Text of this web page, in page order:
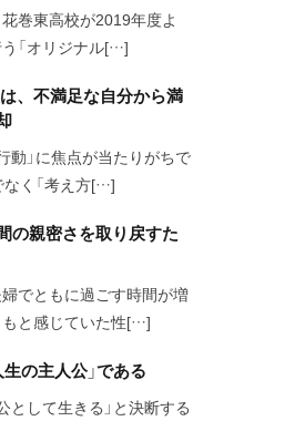
巻東高校が2019年度よ
「オリジナル[…]
、不満足な自分から満
動」に焦点が当たりがちで
なく「考え方[…]
の親密さを取り戻すた
でともに過ごす時間が増
と感じていた性[…]
の主人公」である
として生きる」と決断する